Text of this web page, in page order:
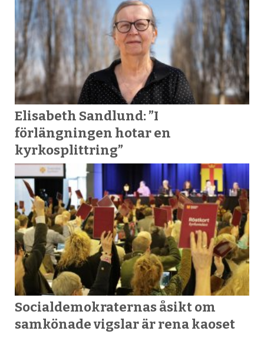
Elisabeth Sandlund: ”I
förlängningen hotar en
kyrkosplittring”
Socialdemokraternas åsikt om
samkönade vigslar är rena kaoset